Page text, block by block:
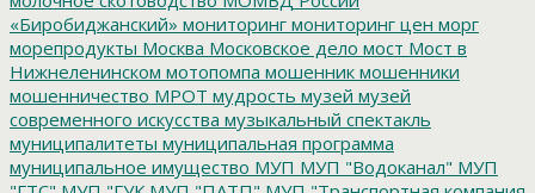
«Биробиджанский» мониторинг мониторинг цен морг
морепродукты Москва Московское дело мост Мост в
Нижнеленинском мотопомпа мошенник мошенники
мошенничество МРОТ мудрость музей музей
современного искусства музыкальный спектакль
муниципалитеты муниципальная программа
муниципальное имущество МУП МУП "Водоканал" МУП